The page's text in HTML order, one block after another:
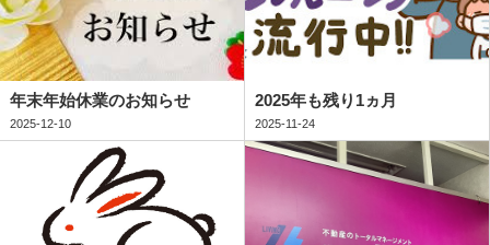
年末年始休業のお知らせ
2025-12-10
2025年も残り1ヵ月
2025-11-24